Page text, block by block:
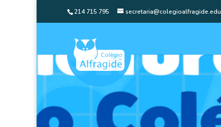
214 715 795